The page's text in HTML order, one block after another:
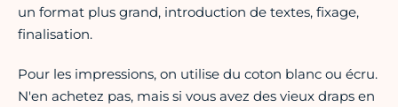
un format plus grand, introduction de textes, fixage,
finalisation.
Pour les impressions, on utilise du coton blanc ou écru.
N'en achetez pas, mais si vous avez des vieux draps en